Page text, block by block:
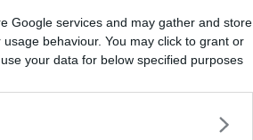
Google services and may gather and store
behaviour. You may click to grant or
your data for below specified purposes
Vill du bli
medlem?